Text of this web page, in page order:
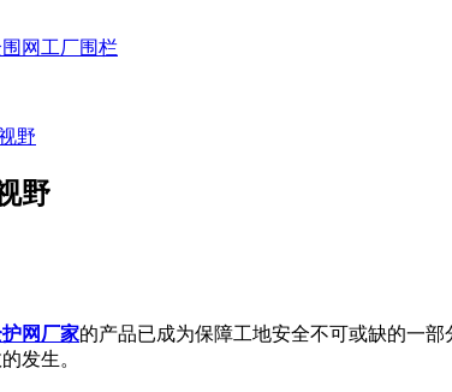
网 工厂围栏
野
野
网厂家的产品已成为保障工地安全不可或缺的一
发生。